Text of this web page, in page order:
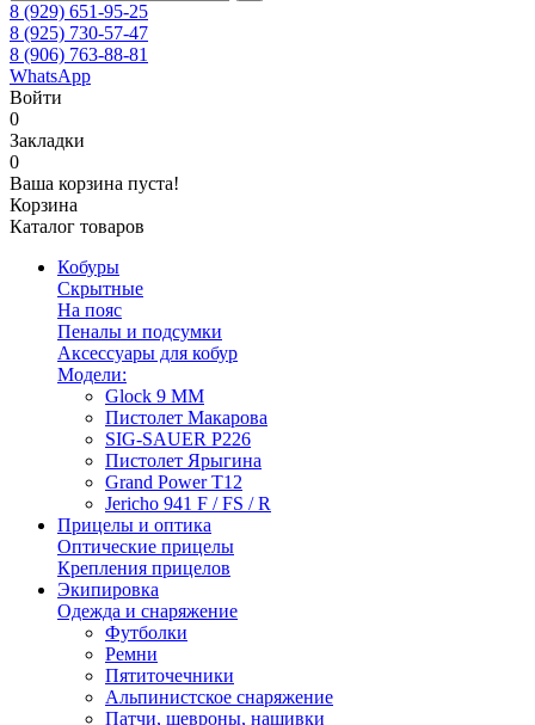
8 (929) 651-95-25
8 (925) 730-57-47
8 (906) 763-88-81
WhatsApp
Войти
0
Закладки
0
Ваша корзина пуста!
Корзина
Каталог товаров
Кобуры
Скрытные
На пояс
Пеналы и подсумки
Аксессуары для кобур
Модели:
Glock 9 ММ
Пистолет Макарова
SIG-SAUER P226
Пистолет Ярыгина
Grand Power T12
Jericho 941 F / FS / R
Прицелы и оптика
Оптические прицелы
Крепления прицелов
Экипировка
Одежда и снаряжение
Футболки
Ремни
Пятиточечники
Альпинистское снаряжение
Патчи, шевроны, нашивки